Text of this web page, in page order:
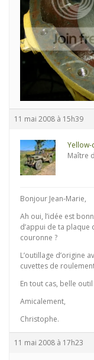
11 mai 2008 à 15h39
Maître
Bonjour Jean-Marie,
Ah oui, l’idée est
d’appui de ta
couronne ?
L’outillage d’origine
cuvettes de
En tout cas, belle
Amicalement,
Christophe.
11 mai 2008 à 17h23